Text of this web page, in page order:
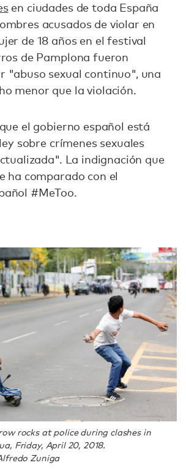
en ciudades de toda España
acusados de violar en
de 18 años en el festival
de Pamplona fueron
"abuso sexual continuo", una
menor que la violación.
el gobierno español está
sobre crímenes sexuales
La indignación que
ha comparado con el
#MeToo.
rocks at police during clashes in
Friday, April 20, 2018.
Zuniga